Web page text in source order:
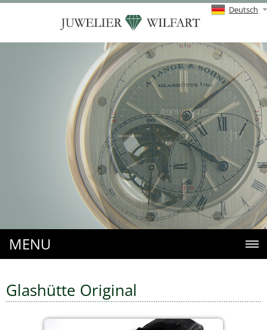
Deutsch
MENU
Glashütte Original